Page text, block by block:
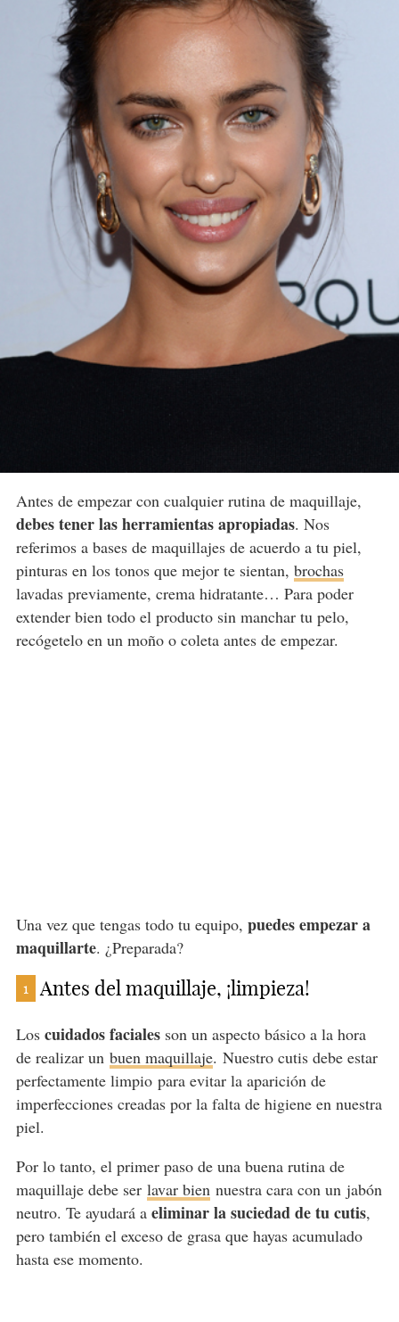
Antes de empezar con cualquier rutina de maquillaje,
debes tener las herramientas apropiadas. Nos
referimos a bases de maquillajes de acuerdo a tu piel,
pinturas en los tonos que mejor te sientan, brochas
lavadas previamente, crema hidratante… Para poder
extender bien todo el producto sin manchar tu pelo,
recógetelo en un moño o coleta antes de empezar.
Una vez que tengas todo tu equipo, puedes empezar a
maquillarte. ¿Preparada?
1 Antes del maquillaje, ¡limpieza!
Los cuidados facialesson un aspecto básico a la hora
de realizar un buen maquillaje. Nuestro cutis debe estar
perfectamente limpio para evitar la aparición de
imperfecciones creadas por la falta de higiene en nuestra
piel.
Por lo tanto, el primer paso de una buena rutina de
maquillaje debe ser lavar biennuestra cara con un jabón
neutro. Te ayudará aeliminar la suciedad de tu cutis,
pero también el exceso de grasa que hayas acumulado
hasta ese momento.